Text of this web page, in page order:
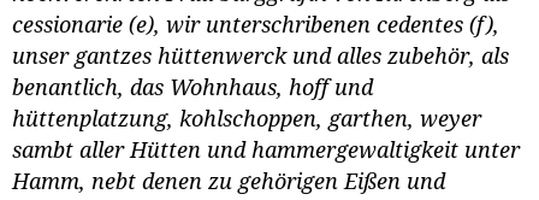
cessionarie (e), wir unterschribenen cedentes (f),
unser gantzes hüttenwerck und alles zubehör, als
benantlich, das Wohnhaus, hoff und
hüttenplatzung, kohlschoppen, garthen, weyer
sambt aller Hütten und hammergewaltigkeit unter
Hamm, nebt denen zu gehörigen Eißen und